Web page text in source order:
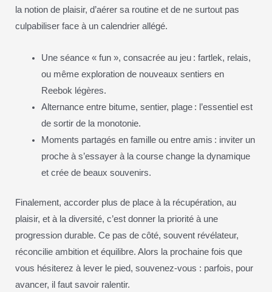
la notion de plaisir, d’aérer sa routine et de ne surtout pas
culpabiliser face à un calendrier allégé.
Une séance « fun », consacrée au jeu : fartlek, relais,
ou même exploration de nouveaux sentiers en
Reebok légères.
Alternance entre bitume, sentier, plage : l’essentiel est
de sortir de la monotonie.
Moments partagés en famille ou entre amis : inviter un
proche à s’essayer à la course change la dynamique
et crée de beaux souvenirs.
Finalement, accorder plus de place à la récupération, au
plaisir, et à la diversité, c’est donner la priorité à une
progression durable. Ce pas de côté, souvent révélateur,
réconcilie ambition et équilibre. Alors la prochaine fois que
vous hésiterez à lever le pied, souvenez-vous : parfois, pour
avancer, il faut savoir ralentir.